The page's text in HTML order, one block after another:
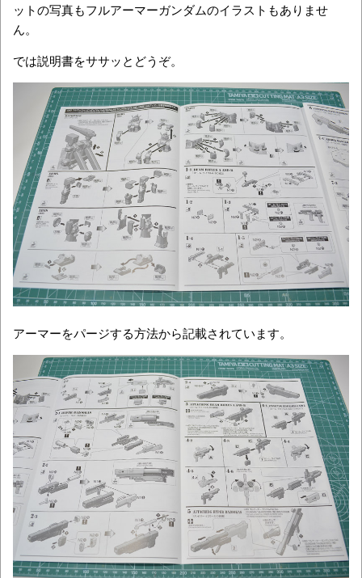
ットの写真もフルアーマーガンダムのイラストもありませ
ん。
では説明書をササッとどうぞ。
アーマーをパージする方法から記載されています。